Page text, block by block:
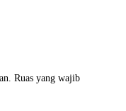
Ruas yang wajib